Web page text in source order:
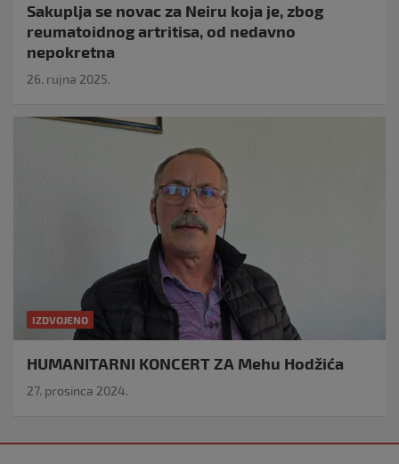
Sakuplja se novac za Neiru koja je, zbog
reumatoidnog artritisa, od nedavno
nepokretna
26. rujna 2025.
IZDVOJENO
HUMANITARNI KONCERT ZA Mehu Hodžića
27. prosinca 2024.